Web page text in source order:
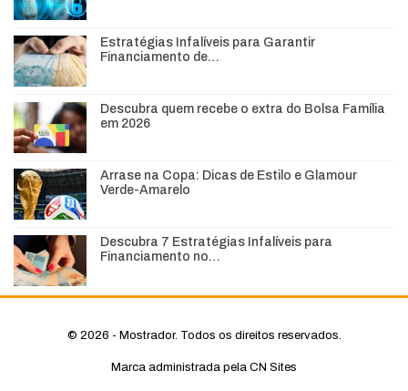
Estratégias Infalíveis para Garantir
Financiamento de…
Descubra quem recebe o extra do Bolsa Família
em 2026
Arrase na Copa: Dicas de Estilo e Glamour
Verde-Amarelo
Descubra 7 Estratégias Infalíveis para
Financiamento no…
© 2026 - Mostrador. Todos os direitos reservados.
Marca administrada pela CN Sites